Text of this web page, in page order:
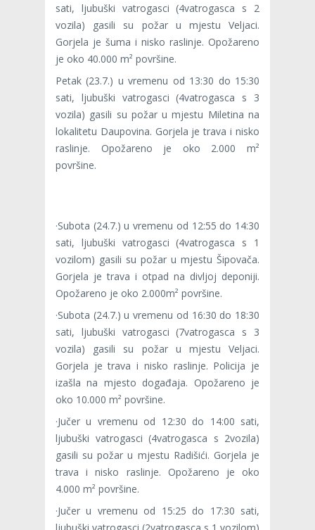
sati, ljubuški vatrogasci (4vatrogasca s 2
vozila) gasili su požar u mjestu Veljaci.
Gorjela je šuma i nisko raslinje. Opožareno
je oko 40.000 m² površine.
Petak (23.7.) u vremenu od 13:30 do 15:30
sati, ljubuški vatrogasci (4vatrogasca s 3
vozila) gasili su požar u mjestu Miletina na
lokalitetu Daupovina. Gorjela je trava i nisko
raslinje. Opožareno je oko 2.000 m²
površine.
·Subota (24.7.) u vremenu od 12:55 do 14:30
sati, ljubuški vatrogasci (4vatrogasca s 1
vozilom) gasili su požar u mjestu Šipovača.
Gorjela je trava i otpad na divljoj deponiji.
Opožareno je oko 2.000m² površine.
·Subota (24.7.) u vremenu od 16:30 do 18:30
sati, ljubuški vatrogasci (7vatrogasca s 3
vozila) gasili su požar u mjestu Veljaci.
Gorjela je trava i nisko raslinje. Policija je
izašla na mjesto događaja. Opožareno je
oko 10.000 m² površine.
·Jučer u vremenu od 12:30 do 14:00 sati,
ljubuški vatrogasci (4vatrogasca s 2vozila)
gasili su požar u mjestu Radišići. Gorjela je
trava i nisko raslinje. Opožareno je oko
4.000 m² površine.
·Jučer u vremenu od 15:25 do 17:30 sati,
ljubuški vatrogasci (2vatrogasca s 1 vozilom)